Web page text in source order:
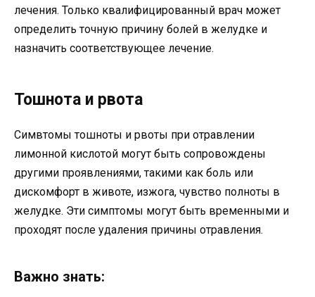
лечения. Только квалифицированный врач может
определить точную причину болей в желудке и
назначить соответствующее лечение.
Тошнота и рвота
Симвтомы тошноты и рвоты при отравлении
лимонной кислотой могут быть сопровождены
другими проявлениями, такими как боль или
дискомфорт в животе, изжога, чувство полноты в
желудке. Эти симптомы могут быть временными и
проходят после удаления причины отравления.
Важно знать: